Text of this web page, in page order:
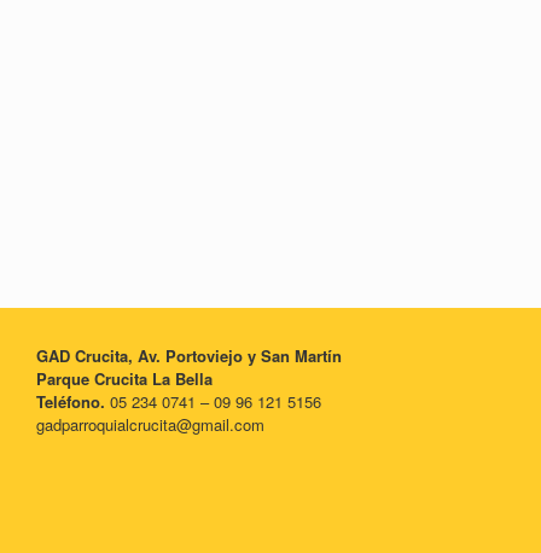
GAD Crucita, Av. Portoviejo y San Martín
Parque Crucita La Bella
Teléfono. 05 234 0741 – 09 96 121 5156
gadparroquialcrucita@gmail.com